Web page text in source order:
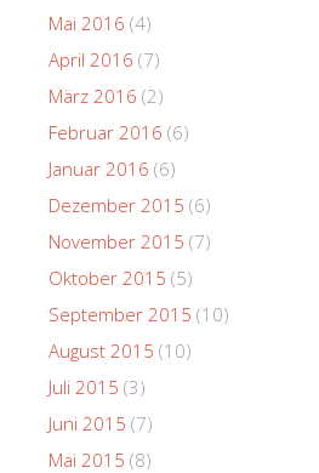
Mai 2016 (4)
April 2016 (7)
März 2016 (2)
Februar 2016 (6)
Januar 2016 (6)
Dezember 2015 (6)
November 2015 (7)
Oktober 2015 (5)
September 2015 (10)
August 2015 (10)
Juli 2015 (3)
Juni 2015 (7)
Mai 2015 (8)